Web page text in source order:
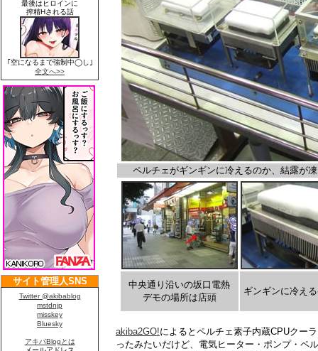
ペルチェがギンギンに冷えるのか、結露が
中央通り沿いの坂口電熱
デモの場所は店頭
ギンギンに冷え
akiba2GO!によるとペルチェ素子内蔵CPUクー
ったみたいだけど、電気ヒーター・ポンプ・ペ